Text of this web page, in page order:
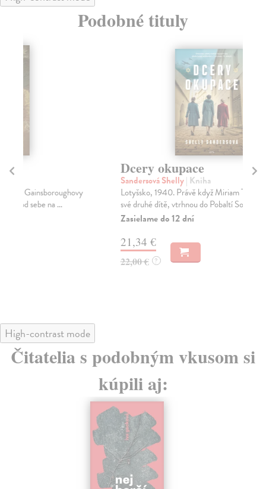
Podobné tituly
| Kniha
Lotyšsko, 1940. Právě když Miriam Talanová porodí
své druhé dítě, vtrhnou do Pobaltí Sověti a obsadí...
High-contrast mode
Čitatelia s podobným vkusom si
kúpili aj:
E-KNIHA